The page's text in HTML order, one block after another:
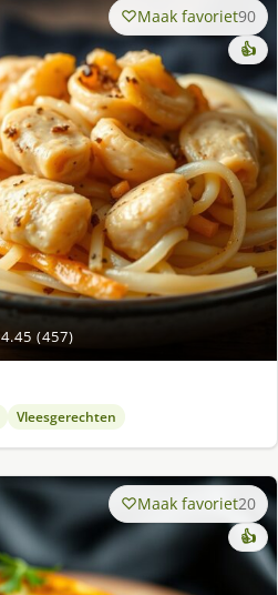
4.45 (457)
Maak favoriet90
👍
Vleesgerechten
Maak favoriet20
👍